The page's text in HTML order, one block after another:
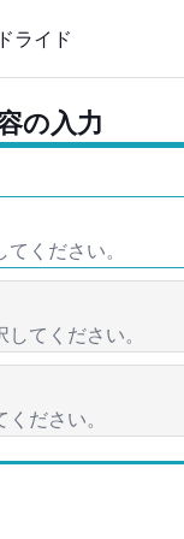
ライド
の入力